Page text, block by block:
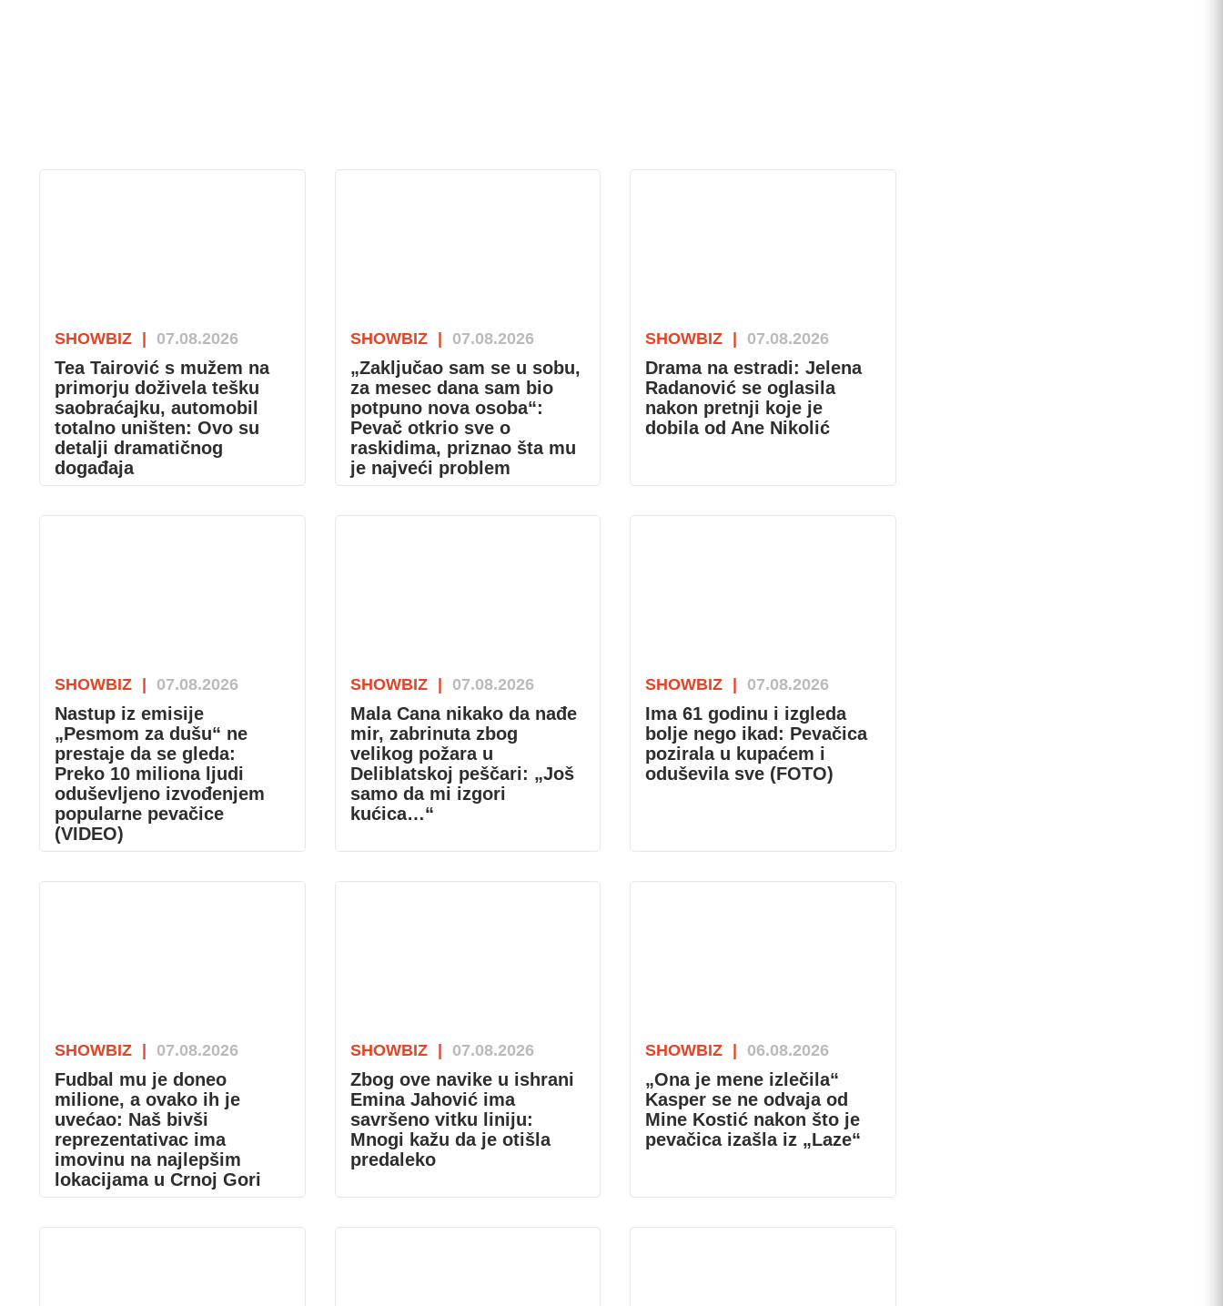
SHOWBIZ 07.08.2026
Tea Tairović s mužem na
primorju doživela tešku
saobraćajku, automobil
totalno uništen: Ovo su
detalji dramatičnog
događaja
SHOWBIZ 07.08.2026
„Zaključao sam se u sobu,
za mesec dana sam bio
potpuno nova osoba“:
Pevač otkrio sve o
raskidima, priznao šta mu
je najveći problem
SHOWBIZ 07.08.2026
Drama na estradi: Jelena
Radanović se oglasila
nakon pretnji koje je
dobila od Ane Nikolić
SHOWBIZ 07.08.2026
Nastup iz emisije
„Pesmom za dušu“ ne
prestaje da se gleda:
Preko 10 miliona ljudi
oduševljeno izvođenjem
popularne pevačice
(VIDEO)
SHOWBIZ 07.08.2026
Mala Cana nikako da nađe
mir, zabrinuta zbog
velikog požara u
Deliblatskoj peščari: „Još
samo da mi izgori
kućica…“
SHOWBIZ 07.08.2026
Ima 61 godinu i izgleda
bolje nego ikad: Pevačica
pozirala u kupaćem i
oduševila sve (FOTO)
SHOWBIZ 07.08.2026
Fudbal mu je doneo
milione, a ovako ih je
uvećao: Naš bivši
reprezentativac ima
imovinu na najlepšim
lokacijama u Crnoj Gori
SHOWBIZ 07.08.2026
Zbog ove navike u ishrani
Emina Jahović ima
savršeno vitku liniju:
Mnogi kažu da je otišla
predaleko
SHOWBIZ 06.08.2026
„Ona je mene izlečila“
Kasper se ne odvaja od
Mine Kostić nakon što je
pevačica izašla iz „Laze“